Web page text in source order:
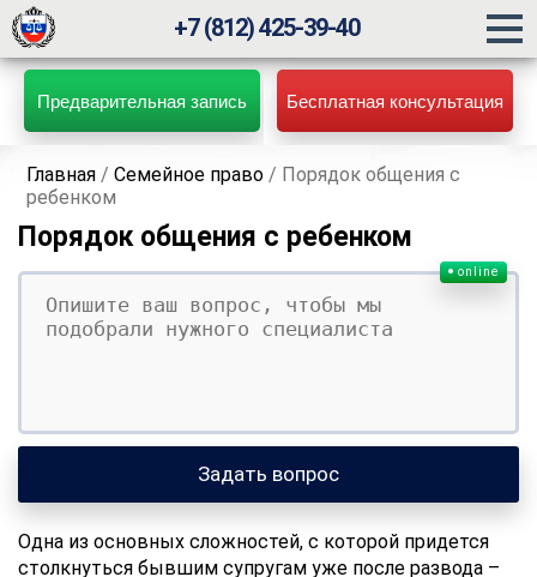
Предварительная запись Бесплатная консультация
+7 (812) 425-39-40
Главная /Семейное право / Порядок общения с
ребенком
Порядок общения с ребенком
Ваш вопрос
Ваше имя
Ваши контакты
online
Задать вопрос
Одна из основных сложностей, с которой придется
столкнуться бывшим супругам уже после развода –